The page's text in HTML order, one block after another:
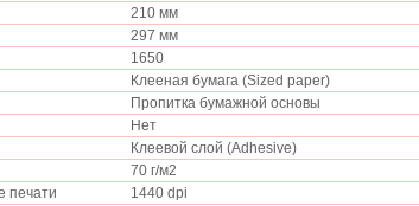
210 мм
297 мм
1650
Клееная бумага (Sized paper)
Пропитка бумажной основы
Нет
Клеевой слой (Adhesive)
70 г/м2
печати
1440 dpi